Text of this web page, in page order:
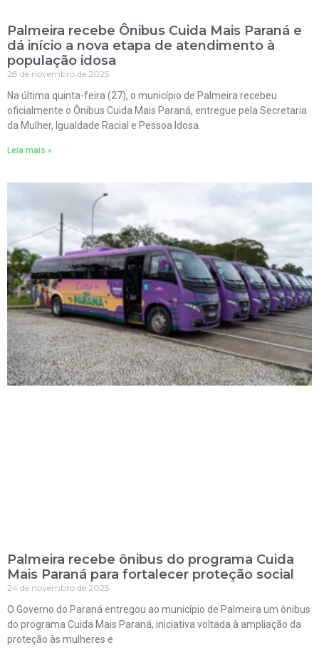
Palmeira recebe Ônibus Cuida Mais Paraná e
dá início a nova etapa de atendimento à
população idosa
28 de novembro de 2025
Na última quinta-feira (27), o município de Palmeira recebeu
oficialmente o Ônibus Cuida Mais Paraná, entregue pela Secretaria
da Mulher, Igualdade Racial e Pessoa Idosa.
Leia mais »
Palmeira recebe ônibus do programa Cuida
Mais Paraná para fortalecer proteção social
24 de novembro de 2025
O Governo do Paraná entregou ao município de Palmeira um ônibus
do programa Cuida Mais Paraná, iniciativa voltada à ampliação da
proteção às mulheres e